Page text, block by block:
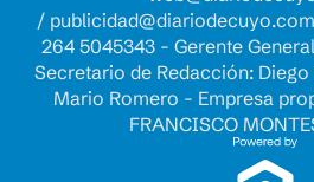
/
264 5045343 - Gerente
Secretario de Redacción:
Mario Romero - Empresa
FRANCISCO